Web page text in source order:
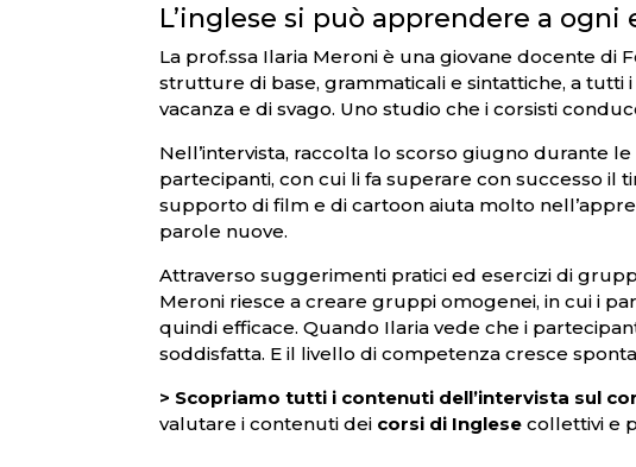
L’inglese si può apprendere a ogni
La prof.ssa Ilaria Meroni è una giovane docente di
strutture di base, grammaticali e sintattiche, a
vacanza e di svago. Uno studio che i corsisti
Nell’intervista, raccolta lo scorso giugno durante
partecipanti, con cui li fa superare con successo il
supporto di film e di cartoon aiuta molto
parole nuove.
Attraverso suggerimenti pratici ed esercizi di
Meroni riesce a creare gruppi omogenei, in cui i
quindi efficace. Quando Ilaria vede che i
soddisfatta. E il livello di competenza cresce
> Scopriamo tutti i contenuti dell’intervista sul
valutare i contenuti dei corsi di Inglese collettivi e